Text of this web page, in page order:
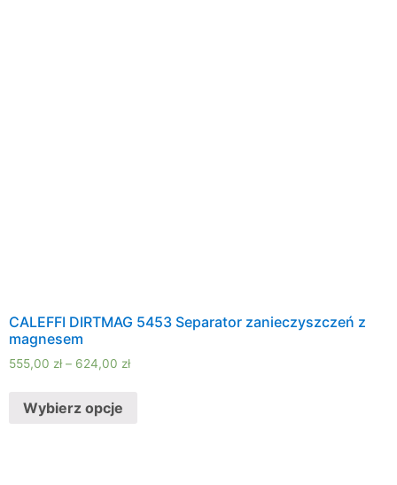
CALEFFI DIRTMAG 5453 Separator zanieczyszczeń z
magnesem
555,00 zł – 624,00 zł
Wybierz opcje